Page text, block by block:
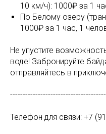
10 км/ч): 1000₽ за 1
По Белому озеру
1000₽ за 1 час, 1
Не упустите
воде! Забронируйте
отправляйтесь в
Телефон для связи: +7